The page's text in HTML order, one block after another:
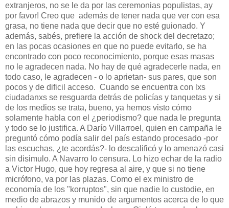
extranjeros, no se le da por las ceremonias populistas, ay
por favor! Creo que además de tener nada que ver con esa
grasa, no tiene nada que decir que no esté guionado. Y
además, sabés, prefiere la acción de shock del decretazo;
en las pocas ocasiones en que no puede evitarlo, se ha
encontrado con poco reconocimiento, porque esas masas
no le agradecen nada. No hay de qué agradecerle nada, en
todo caso, le agradecen - o lo aprietan- sus pares, que son
pocos y de dificil acceso. Cuando se encuentra con lxs
ciudadanxs se resguarda detrás de policías y tanquetas y si
de los medios se trata, bueno, ya hemos visto cómo
solamente habla con el ¿periodismo? que nada le pregunta
y todo se lo justifica. A Darío Villarroel, quien en campaña le
preguntó cómo podía salir del país estando procesado -por
las escuchas, ¿te acordás?- lo descalificó y lo amenazó casi
sin disimulo. A Navarro lo censura. Lo hizo echar de la radio
a Victor Hugo, que hoy regresa al aire, y que si no tiene
micrófono, va por las plazas. Como el ex ministro de
economía de los "korruptos", sin que nadie lo custodie, en
medio de abrazos y munido de argumentos acerca de lo que